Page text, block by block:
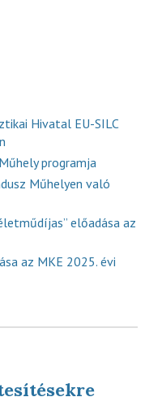
Hivatal EU-SILC
programja
Műhelyen való
előadása az
az MKE 2025. évi